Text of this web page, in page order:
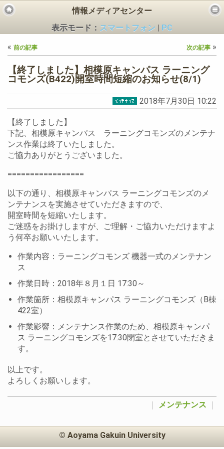
情報メディアセンター
表示モード： スマートフォン
PC
« 前の記事 次の記事 »
【終了しました】相模原キャンパス ラーニング
コモンズ(B422)開室時間短縮のお知らせ(8/1)
2018年7月30日 10:22
【終了しました】
下記、相模原キャンパス ラーニングコモンズのメンテナ
ンス作業は終了いたしました。
ご協力ありがとうございました。
=================
以下の通り、相模原キャンパス ラーニングコモンズのメ
ンテナンスを実施させていただきますので、
開室時間を短縮いたします。
ご迷惑をお掛けしますが、ご理解・ご協力いただけますよ
う何卒お願いいたします。
作業内容：ラーニングコモンズ 機器一式のメンテナン
ス
作業日時：2018年８月１日 17:30～
作業箇所：相模原キャンパス ラーニングコモンズ（B棟
422室）
作業影響：メンテナンス作業のため、相模原キャンパ
ス ラーニングコモンズを17:30閉室とさせていただきま
す。
以上です。
よろしくお願いします。
メンテナンス
© Aoyama Gakuin University